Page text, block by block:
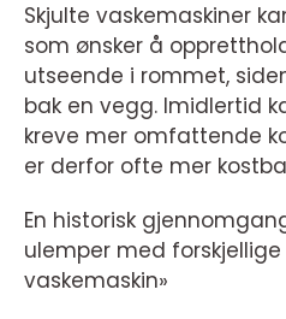
Skjulte vaskemaskiner
som ønsker å
utseende i rommet,
bak en vegg. Imidlertid
kreve mer omfattende
er derfor ofte mer
En historisk
ulemper med
vaskemaskin»